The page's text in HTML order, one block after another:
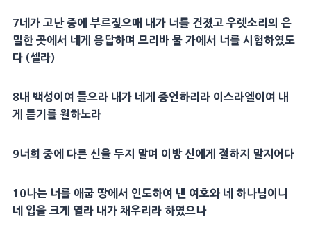
7네가 고난중에 부르짖으매 내가 너를 건졌고 우렛소리의 은
밀한 곳에서 네게 응답하며 므리바물 가에서 너를 시험하였도
다 (셀라)
8내 백성이여 들으라 내가 네게 증언하리라 이스라엘이여 내
게 듣기를 원하노라
9너희 중에 다른 신을 두지 말며 이방 신에게 절하지 말지어다
10나는 너를 애굽땅에서 인도하여 낸 여호와 네 하나님이니
네 입을 크게 열라 내가 채우리라 하였으나